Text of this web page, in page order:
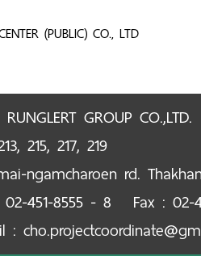
(PUBLIC) CO., LTD
GROUP CO.,LTD.
215, 217, 219
ngamcharoen rd.
451-8555 - 8 Fax : 02-
: